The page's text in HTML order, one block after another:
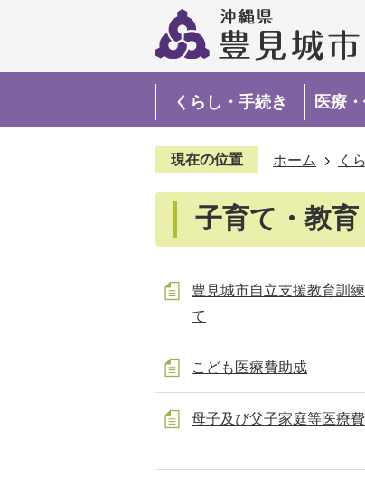
くらし・手続き 医療
現在の位置 ホーム く
子育て・教育
豊見城市自立支援教育訓
て
こども医療費助成
母子及び父子家庭等医療